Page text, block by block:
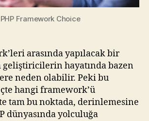
PHP Framework Choice
arasında yapılacak bir
geliştiricilerin hayatında bazen
neden olabilir. Peki bu
hangi framework’ü
tam bu noktada, derinlemesine
dünyasında yolculuğa